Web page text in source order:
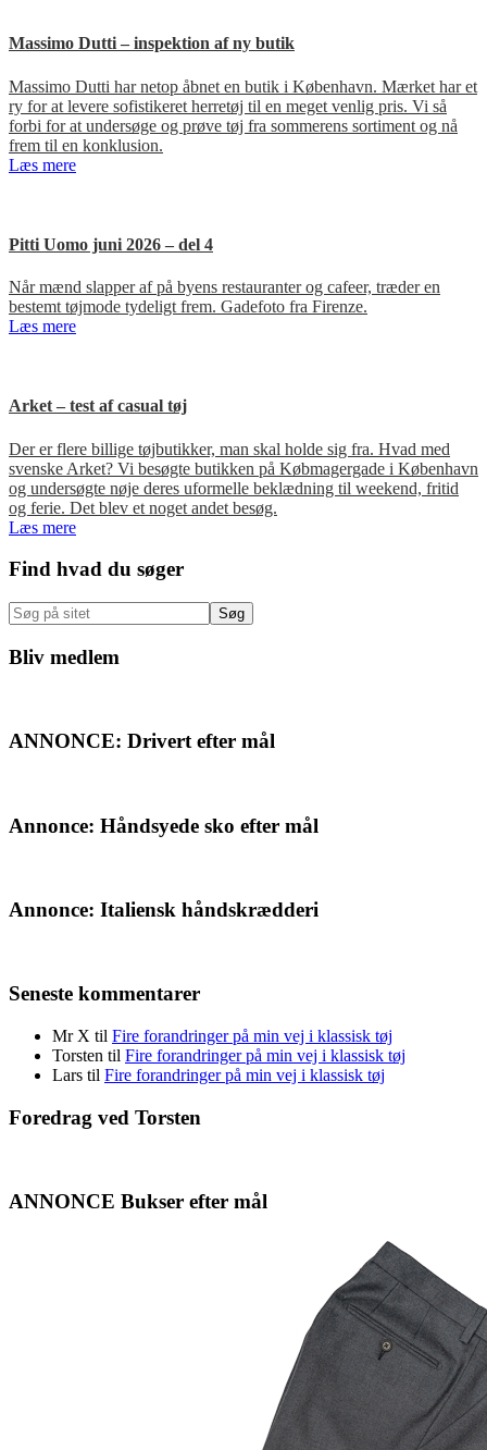
Massimo Dutti – inspektion af ny butik
Massimo Dutti har netop åbnet en butik i København. Mærket har et
ry for at levere sofistikeret herretøj til en meget venlig pris. Vi så
forbi for at undersøge og prøve tøj fra sommerens sortiment og nå
frem til en konklusion.
Læs mere
Pitti Uomo juni 2026 – del 4
Når mænd slapper af på byens restauranter og cafeer, træder en
bestemt tøjmode tydeligt frem. Gadefoto fra Firenze.
Læs mere
Arket – test af casual tøj
Der er flere billige tøjbutikker, man skal holde sig fra. Hvad med
svenske Arket? Vi besøgte butikken på Købmagergade i København
og undersøgte nøje deres uformelle beklædning til weekend, fritid
og ferie. Det blev et noget andet besøg.
Læs mere
Primær
Sidebar
Find hvad du søger
Søg
på
sitet
Bliv medlem
ANNONCE: Drivert efter mål
Annonce: Håndsyede sko efter mål
Annonce: Italiensk håndskrædderi
Seneste kommentarer
Mr X til Fire forandringer på min vej i klassisk tøj
Torsten til Fire forandringer på min vej i klassisk tøj
Lars til Fire forandringer på min vej i klassisk tøj
Foredrag ved Torsten
ANNONCE Bukser efter mål